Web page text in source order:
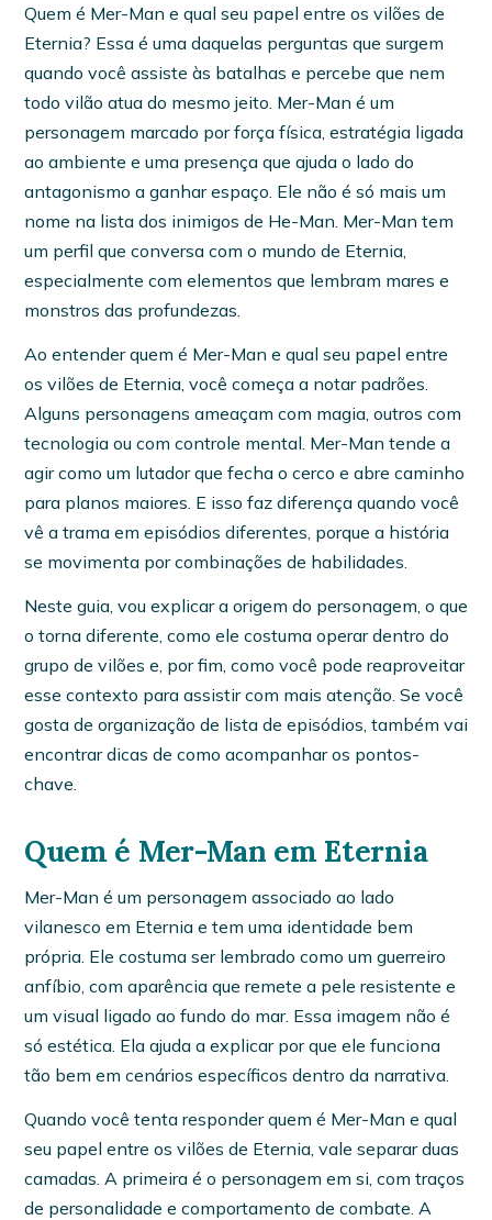
Quem é Mer-Man e qual seu papel entre os vilões de
Eternia? Essa é uma daquelas perguntas que surgem
quando você assiste às batalhas e percebe que nem
todo vilão atua do mesmo jeito. Mer-Man é um
personagem marcado por força física, estratégia ligada
ao ambiente e uma presença que ajuda o lado do
antagonismo a ganhar espaço. Ele não é só mais um
nome na lista dos inimigos de He-Man. Mer-Man tem
um perfil que conversa com o mundo de Eternia,
especialmente com elementos que lembram mares e
monstros das profundezas.
Ao entender quem é Mer-Man e qual seu papel entre
os vilões de Eternia, você começa a notar padrões.
Alguns personagens ameaçam com magia, outros com
tecnologia ou com controle mental. Mer-Man tende a
agir como um lutador que fecha o cerco e abre caminho
para planos maiores. E isso faz diferença quando você
vê a trama em episódios diferentes, porque a história
se movimenta por combinações de habilidades.
Neste guia, vou explicar a origem do personagem, o que
o torna diferente, como ele costuma operar dentro do
grupo de vilões e, por fim, como você pode reaproveitar
esse contexto para assistir com mais atenção. Se você
gosta de organização de lista de episódios, também vai
encontrar dicas de como acompanhar os pontos-
chave.
Quem é Mer-Man em Eternia
Mer-Man é um personagem associado ao lado
vilanesco em Eternia e tem uma identidade bem
própria. Ele costuma ser lembrado como um guerreiro
anfíbio, com aparência que remete a pele resistente e
um visual ligado ao fundo do mar. Essa imagem não é
só estética. Ela ajuda a explicar por que ele funciona
tão bem em cenários específicos dentro da narrativa.
Quando você tenta responder quem é Mer-Man e qual
seu papel entre os vilões de Eternia, vale separar duas
camadas. A primeira é o personagem em si, com traços
de personalidade e comportamento de combate. A